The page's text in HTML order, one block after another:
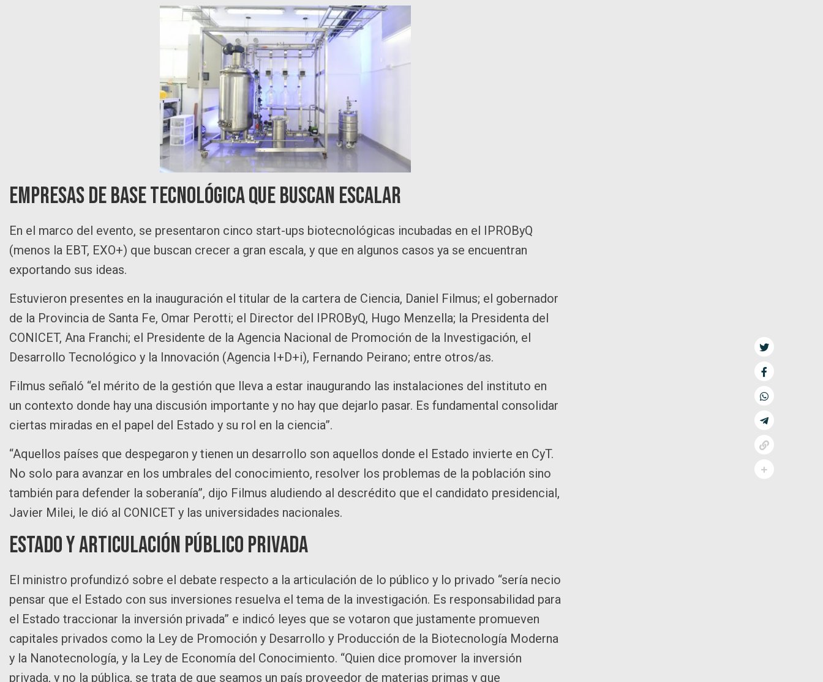
Empresas de Base Tecnológica que buscan escalar
En el marco del evento, se presentaron cinco start-ups biotecnológicas incubadas en el IPROByQ
(menos la EBT, EXO+) que buscan crecer a gran escala, y que en algunos casos ya se encuentran
exportando sus ideas.
Estuvieron presentes en la inauguración el titular de la cartera de Ciencia, Daniel Filmus; el gobernador
de la Provincia de Santa Fe, Omar Perotti; el Director del IPROByQ, Hugo Menzella; la Presidenta del
CONICET, Ana Franchi; el Presidente de la Agencia Nacional de Promoción de la Investigación, el
Desarrollo Tecnológico y la Innovación (Agencia I+D+i), Fernando Peirano; entre otros/as.
Filmus señaló “el mérito de la gestión que lleva a estar inaugurando las instalaciones del instituto en
un contexto donde hay una discusión importante y no hay que dejarlo pasar. Es fundamental consolidar
ciertas miradas en el papel del Estado y su rol en la ciencia”.
“Aquellos países que despegaron y tienen un desarrollo son aquellos donde el Estado invierte en CyT.
No solo para avanzar en los umbrales del conocimiento, resolver los problemas de la población sino
también para defender la soberanía”, dijo Filmus aludiendo al descrédito que el candidato presidencial,
Javier Milei, le dió al CONICET y las universidades nacionales.
Estado y articulación público privada
El ministro profundizó sobre el debate respecto a la articulación de lo público y lo privado “sería necio
pensar que el Estado con sus inversiones resuelva el tema de la investigación. Es responsabilidad para
el Estado traccionar la inversión privada” e indicó leyes que se votaron que justamente promueven
capitales privados como la Ley de Promoción y Desarrollo y Producción de la Biotecnología Moderna
y la Nanotecnología, y la Ley de Economía del Conocimiento. “Quien dice promover la inversión
privada, y no la pública, se trata de que seamos un país proveedor de materias primas y que